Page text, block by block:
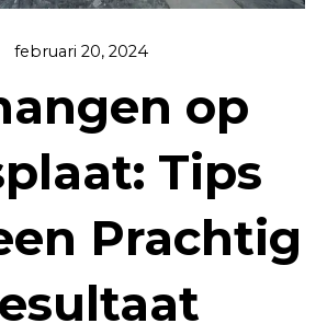
februari 20, 2024
op
Tips
Prachtig